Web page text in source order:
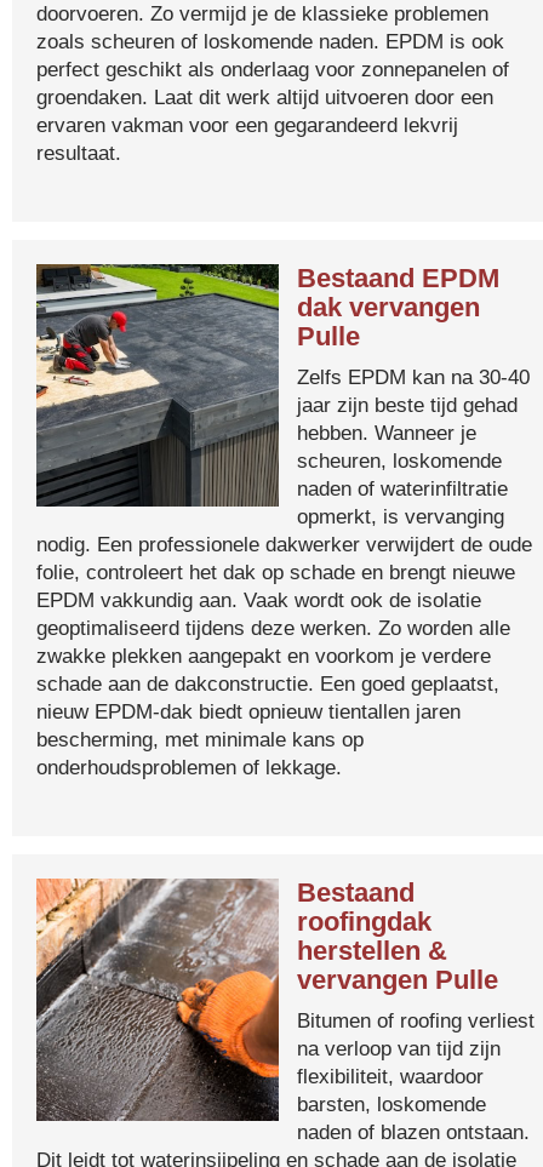
doorvoeren. Zo vermijd je de klassieke problemen
zoals scheuren of loskomende naden. EPDM is ook
perfect geschikt als onderlaag voor zonnepanelen of
groendaken. Laat dit werk altijd uitvoeren door een
ervaren vakman voor een gegarandeerd lekvrij
resultaat.
Bestaand EPDM
dak vervangen
Pulle
Zelfs EPDM kan na 30-40
jaar zijn beste tijd gehad
hebben. Wanneer je
scheuren, loskomende
naden of waterinfiltratie
opmerkt, is vervanging
nodig. Een professionele dakwerker verwijdert de oude
folie, controleert het dak op schade en brengt nieuwe
EPDM vakkundig aan. Vaak wordt ook de isolatie
geoptimaliseerd tijdens deze werken. Zo worden alle
zwakke plekken aangepakt en voorkom je verdere
schade aan de dakconstructie. Een goed geplaatst,
nieuw EPDM-dak biedt opnieuw tientallen jaren
bescherming, met minimale kans op
onderhoudsproblemen of lekkage.
Bestaand
roofingdak
herstellen &
vervangen Pulle
Bitumen of roofing verliest
na verloop van tijd zijn
flexibiliteit, waardoor
barsten, loskomende
naden of blazen ontstaan.
Dit leidt tot waterinsijpeling en schade aan de isolatie